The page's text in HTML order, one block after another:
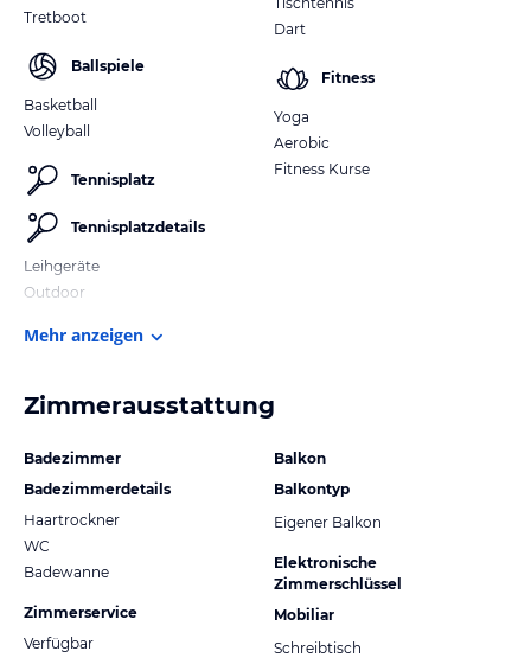
Tretboot
Ballspiele
Basketball
Volleyball
Tennisplatz
Tennisplatzdetails
Leihgeräte
Outdoor
Dart
Fitness
Yoga
Aerobic
Fitness Kurse
Mehr anzeigen
Zimmerausstattung
Badezimmer
Badezimmerdetails
Haartrockner
WC
Badewanne
Zimmerservice
Verfügbar
Balkon
Balkontyp
Eigener Balkon
Elektronische
Zimmerschlüssel
Mobiliar
Schreibtisch